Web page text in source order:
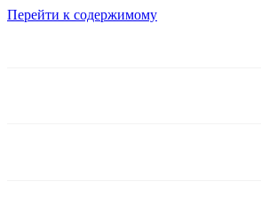
Перейти к содержимому